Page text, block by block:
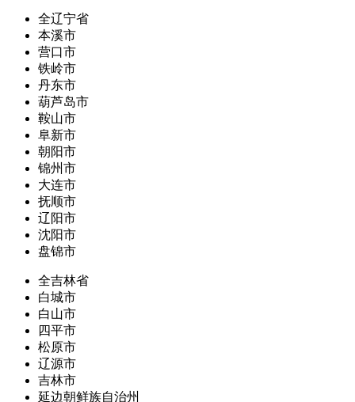
全辽宁省
本溪市
营口市
铁岭市
丹东市
葫芦岛市
鞍山市
阜新市
朝阳市
锦州市
大连市
抚顺市
辽阳市
沈阳市
盘锦市
全吉林省
白城市
白山市
四平市
松原市
辽源市
吉林市
延边朝鲜族自治州